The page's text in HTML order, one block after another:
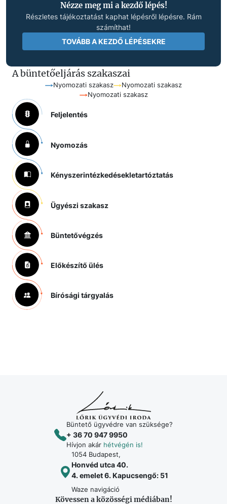
Nézze meg mi a kezdő lépés!
Részletes tájékoztatást kaphat lépésről lépésre. Rám
számíthat!
TOVÁBB A KEZDŐ LÉPÉSEKRE
A büntetőeljárás szakaszai
Nyomozati szakasz
Nyomozati szakasz
Nyomozati szakasz
Feljelentés
Nyomozás
Kényszerintézkedésekletartóztatás
Ügyészi szakasz
Büntetővégzés
Előkészítő ülés
Bírósági tárgyalás
Büntető ügyvédre van szüksége?
+ 36 70 947 9950
Hívjon akár hétvégén is!
1054 Budapest,
Honvéd utca 40.
4. emelet 6. Kapucsengő: 51
Waze navigáció
Kövessen a közösségi médiában!